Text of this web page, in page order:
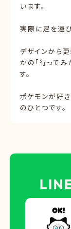
います。
実際に足を運
デザインから
かの「行って
す。
ポケモンが好
のひとつです。